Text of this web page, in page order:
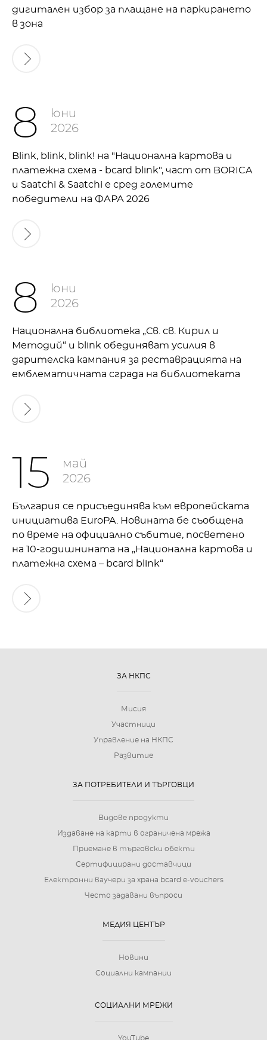
дигитален избор за плащане на паркирането
в зона
8
юни
2026
Blink, blink, blink! на "Национална картова и
платежна схема - bcard blink", част от BORICA
и Saatchi & Saatchi е сред големите
победители на ФАРА 2026
8
юни
2026
Национална библиотека „Св. св. Кирил и
Методий“ и blink обединяват усилия в
дарителска кампания за реставрацията на
емблематичната сграда на библиотеката
15
май
2026
България се присъединява към европейската
инициатива EuroPA. Новината бе съобщена
по време на официално събитие, посветено
на 10-годишнината на „Национална картова и
платежна схема – bcard blink“
ЗА НКПС
Мисия
Участници
Управление на НКПС
Развитие
ЗА ПОТРЕБИТЕЛИ И ТЪРГОВЦИ
Видове продукти
Издаване на карти в ограничена мрежа
Приемане в търговски обекти
Сертифицирани доставчици
Електронни ваучери за храна bcard e-vouchers
Често задавани въпроси
МЕДИЯ ЦЕНТЪР
Новини
Социални кампании
СОЦИАЛНИ МРЕЖИ
YouTube